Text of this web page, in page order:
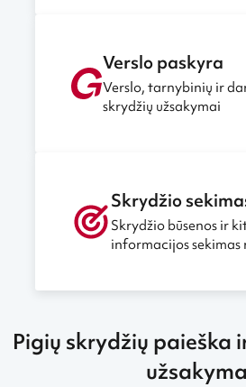
Verslo paskyra
Verslo, tarnybinių ir
skrydžių užsakymai
Skrydžio
Skrydžio būsenos ir
informacijos sekimas
Pigių skrydžių paieška